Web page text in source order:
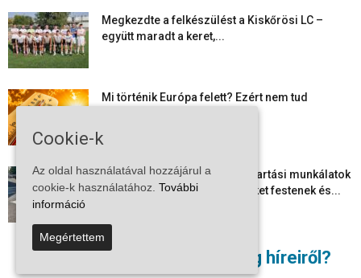
Nem akar lemaradni a térség híreiről?
Megkezdte a felkészülést a Kiskőrösi LC –
együtt maradt a keret,...
Mi történik Európa felett? Ezért nem tud
Folyamatosak a nyári karbantartási munkálatok
Kiskőrösön – útburkolati jeleket festenek és...
Több száz gyorshajtót és ittas sofőrt szűrtek ki
Cookie-k
Az oldal használatával hozzájárul a
cookie-k használatához. További
információ
Megértettem